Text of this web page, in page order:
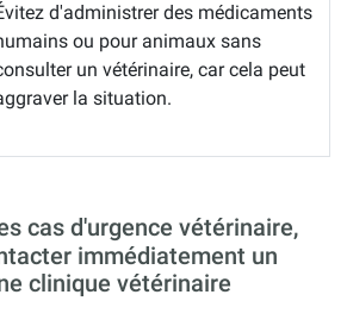
d'administrer des médicaments
ou pour animaux sans
un vétérinaire, car cela peut
la situation.
cas d'urgence vétérinaire,
immédiatement un
clinique vétérinaire